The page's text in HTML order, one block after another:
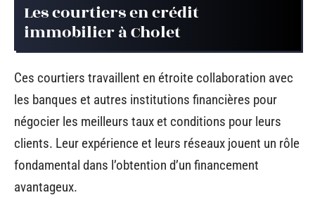
Les courtiers en crédit
immobilier à Cholet
Ces courtiers travaillent en étroite collaboration avec
les banques et autres institutions financières pour
négocier les meilleurs taux et conditions pour leurs
clients. Leur expérience et leurs réseaux jouent un rôle
fondamental dans l’obtention d’un financement
avantageux.